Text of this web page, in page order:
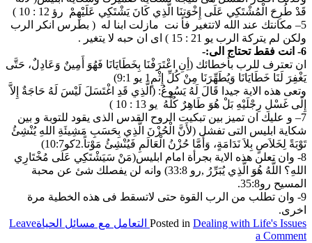
قَدْ طُرِحَ الْمُشْتَكِي عَلَى إِخْوَتِنَا الَّذِي كَانَ يَشْتَكِي عَلَيْهِمْ رؤ 12 : 10 )
5– مكانتك عند الله لاتتغير فأ نت مازلت ابنا له ( بطرس انكر الرب
ولكن لم يتركة الرب يو 21 : 15 ) اى ان حبه لا يتغير .
6- انت فقط تحتاج الى:-
ان تعترف للرب بأخطائك (أِنِ اعْتَرَفْنَا بِخَطَايَانَا فَهُوَ أَمِينٌ وَعَادِلٌ، حَتَّى
يَغْفِرَ لَنَا خَطَايَانَا وَيُطَهِّرَنَا مِنْ كُلِّ إِثْمٍ1 يو 9:1)
وتعى هذه الاية جيدا قَالَ لَهُ يَسُوعُ: (الَّذِي قَدِ اغْتَسَلَ لَيْسَ لَهُ حَاجَةٌ إِلاَّ
إِلَى غَسْلِ رِجْلَيْهِ بَلْ هُوَ طَاهِرٌ كُلُّهُ يو 13 : 10 )
7– و عليك ان تميز بين تبكيت الروح القدس الذى يقود للتوبة و بين
شكاية ابليس التى تفشل (لأَنَّ الْحُزْنَ الَّذِي بِحَسَبِ مَشِيئَةِ اللهِ يُنْشِئُ
تَوْبَةً لِخَلاَصٍ بِلاَ نَدَامَةٍ، وَأَمَّا حُزْنُ الْعَالَمِ فَيُنْشِئُ مَوْتاً.2كو10:7)
8- وان تعلن هذه الاية بجرأة امام ابليس(مَنْ سَيَشْتَكِي عَلَى مُخْتَارِي
اللهِ؟ اللَّهُ هُوَ الَّذِي يُبَرِّرُ ,رو 33:8) وانه لن يفصلك شئ عن محبة
المسيح رو35:8.
9- وان تطلب من الرب القوة حتى لاتسقط فى هذه الخطية مرة
اخرى.
Posted in Dealing with Life's Issues التعامل مع مسائل الحياة
Leave
a Comment
on